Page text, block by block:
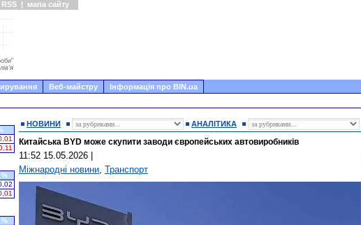
RSS | мапа сайту
Веб-майстру Інформація про BIN.ua
НОВИНИ АНАЛІТИКА
Китайська BYD може скупити заводи європейських автовиробників
11:52 15.05.2026
Міжнародні новини, Транспорт
%
%